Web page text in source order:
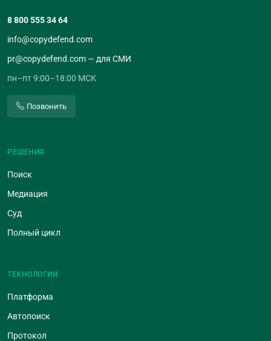
8 800 555 34 64
info@copydefend.com
pr@copydefend.com — для СМИ
пн–пт 9:00–18:00 МСК
Позвонить
РЕШЕНИЯ
Поиск
Медиация
Суд
Полный цикл
ТЕХНОЛОГИИ
Платформа
Автопоиск
Протокол